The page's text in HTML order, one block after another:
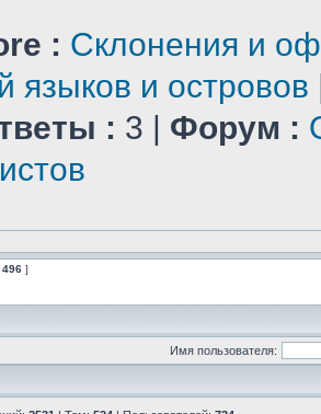
: Склонения и
языков и островов
: 3 | Форум :
496 ]
Имя пользователя: